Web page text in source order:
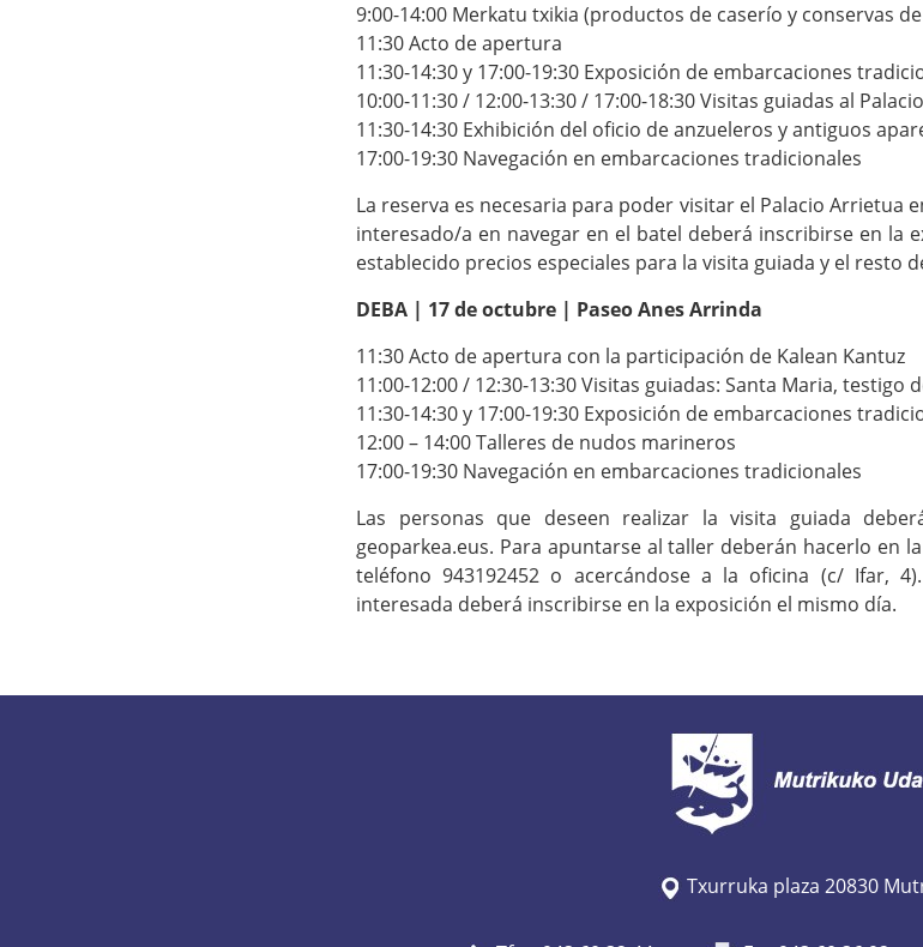
9:00-14:00 Merkatu txikia (productos de caserío y conservas
11:30 Acto de apertura
11:30-14:30 y 17:00-19:30 Exposición de embarcaciones
10:00-11:30 / 12:00-13:30 / 17:00-18:30 Visitas guiadas al
11:30-14:30 Exhibición del oficio de anzueleros y antiguos
17:00-19:30 Navegación en embarcaciones tradicionales
La reserva es necesaria para poder visitar el Palacio Arrietua
interesado/a en navegar en el batel deberá inscribirse en la
establecido precios especiales para la visita guiada y el resto
DEBA | 17 de octubre | Paseo Anes Arrinda
11:30 Acto de apertura con la participación de Kalean Kantuz
11:00-12:00 / 12:30-13:30 Visitas guiadas: Santa Maria,
11:30-14:30 y 17:00-19:30 Exposición de embarcaciones
12:00 – 14:00 Talleres de nudos marineros
17:00-19:30 Navegación en embarcaciones tradicionales
Las personas que deseen realizar la visita guiada
geoparkea.eus. Para apuntarse al taller deberán hacerlo en
teléfono 943192452 o acercándose a la oficina (c/ Ifar,
interesada deberá inscribirse en la exposición el mismo día.
Txurruka plaza 20830